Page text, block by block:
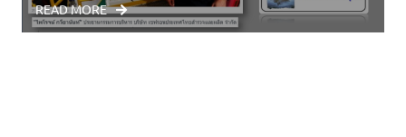
READ MORE